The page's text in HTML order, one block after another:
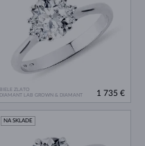
BIELE ZLATO
DIAMANT LAB GROWN & DIAMANT
1 735 €
NA SKLADE